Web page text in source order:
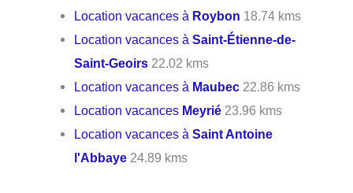
Location vacances à Roybon 18.74 kms
Location vacances àSaint-Étienne-de-
Saint-Geoirs 22.02 kms
Location vacances à Maubec 22.86 kms
Location vacances Meyrié 23.96 kms
Location vacances àSaint Antoine
l'Abbaye 24.89 kms